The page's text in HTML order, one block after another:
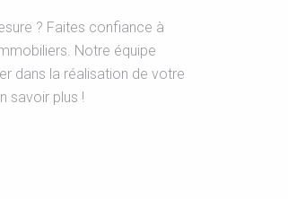
? Faites confiance à
Notre équipe
dans la réalisation de votre
savoir plus !